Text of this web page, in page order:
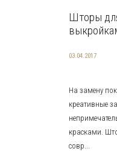
Шторы
03.04.2017
На замену
креативные
красками.
совр...